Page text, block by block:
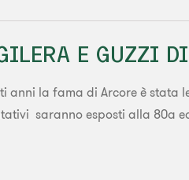
E GUZZI
anni la fama di Arcore è
saranno esposti alla 80a